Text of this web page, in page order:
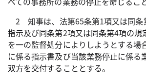
2 知事は、法第65条第1項又は同条
指示及び同条第2項又は同条第4項の規
を一の監督処分によりしようとする場
に係る指示書及び当該業務停止に係る
双方を交付することとする。